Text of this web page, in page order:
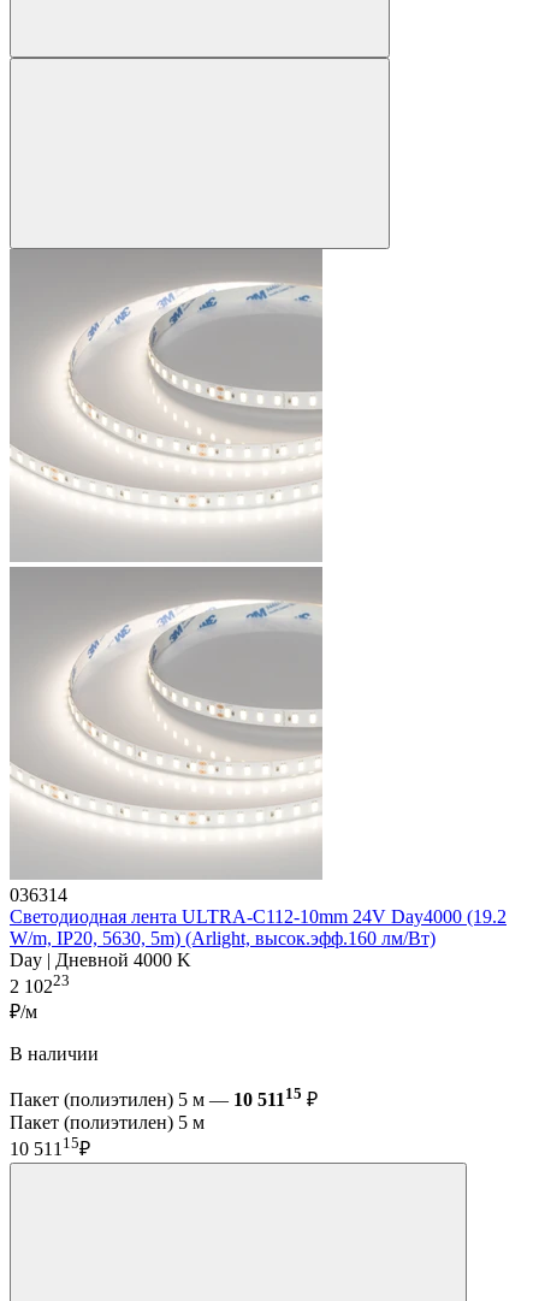
036314
Светодиодная лента ULTRA-C112-10mm 24V Day4000 (19.2
W/m, IP20, 5630, 5m) (Arlight, высок.эфф.160 лм/Вт)
Day | Дневной 4000 K
2 10223
₽/м
В наличии
Пакет (полиэтилен) 5 м — 10 51115 ₽
Пакет (полиэтилен) 5 м
10 51115₽